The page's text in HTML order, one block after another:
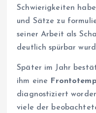
Schwierigkeiten
und Sätze zu
seiner Arbeit als
deutlich spürbar
Später im Jahr
ihm eine
diagnostiziert
viele der